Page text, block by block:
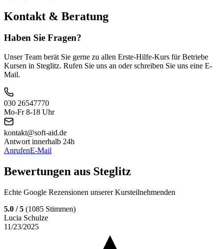
Kontakt & Beratung
Haben Sie Fragen?
Unser Team berät Sie gerne zu allen Erste-Hilfe-Kurs für Betriebe
Kursen in Steglitz. Rufen Sie uns an oder schreiben Sie uns eine E-
Mail.
030 26547770
Mo-Fr 8-18 Uhr
kontakt@soft-aid.de
Antwort innerhalb 24h
AnrufenE-Mail
Bewertungen aus Steglitz
Echte Google Rezensionen unserer Kursteilnehmenden
5.0 / 5 (1085 Stimmen)
Lucia Schulze
11/23/2025